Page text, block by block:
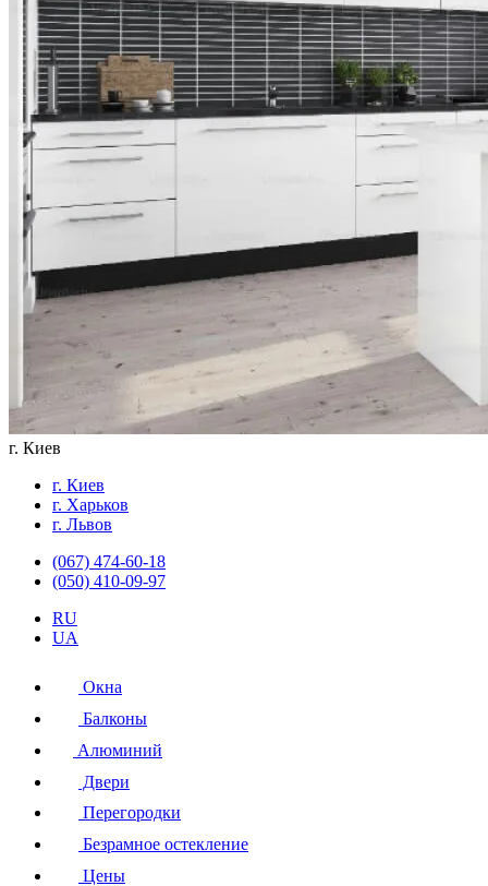
г. Киев
г. Киев
г. Харьков
г. Львов
(067) 474-60-18
(050) 410-09-97
RU
UA
Окна
Балконы
Алюминий
Двери
Перегородки
Безрамное остекление
Цены